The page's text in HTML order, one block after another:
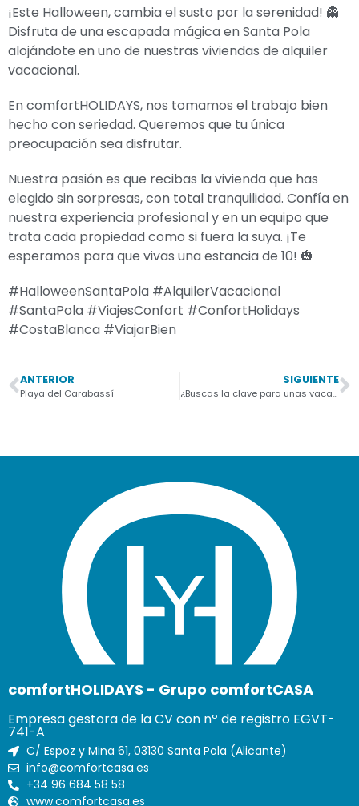
¡Este Halloween, cambia el susto por la serenidad! 👻
Disfruta de una escapada mágica en Santa Pola
alojándote en uno de nuestras viviendas de alquiler
vacacional.
En comfortHOLIDAYS, nos tomamos el trabajo bien
hecho con seriedad. Queremos que tu única
preocupación sea disfrutar.
Nuestra pasión es que recibas la vivienda que has
elegido sin sorpresas, con total tranquilidad. Confía en
nuestra experiencia profesional y en un equipo que
trata cada propiedad como si fuera la suya. ¡Te
esperamos para que vivas una estancia de 10! 🎃
#HalloweenSantaPola #AlquilerVacacional
#SantaPola #ViajesConfort #ConfortHolidays
#CostaBlanca #ViajarBien
ANTERIOR
Playa del Carabassí
SIGUIENTE
¿Buscas la clave para unas vacaciones perfectas en la maravillosa Santa Pola? En comfortHOLIDAYS,…
comfortHOLIDAYS - Grupo comfortCASA
Empresa gestora de la CV con nº de registro EGVT-
741-A
C/ Espoz y Mina 61, 03130 Santa Pola (Alicante)
info@comfortcasa.es
+34 96 684 58 58
www.comfortcasa.es